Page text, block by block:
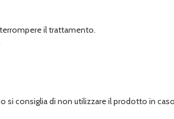
il trattamento.
consiglia di non utilizzare il prodotto in